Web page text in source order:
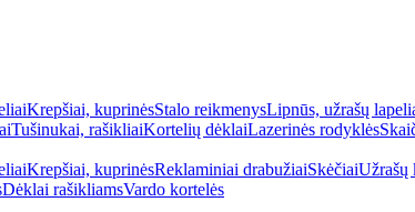
Krepšiai, kuprinėsStalo reikmenysLipnūs, užrašų
Tušinukai, rašikliaiKortelių dėklaiLazerinės rodyklės
Krepšiai, kuprinėsReklaminiai drabužiaiSkėčiaiUžrašų
Dėklai rašikliamsVardo kortelės